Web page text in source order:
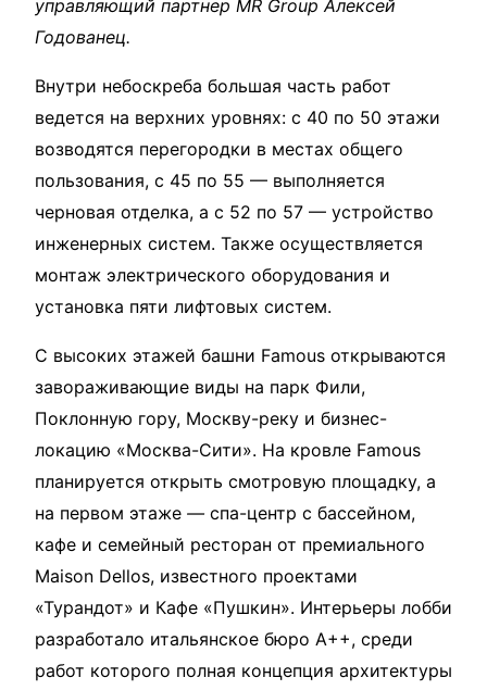
управляющий партнер MR Group Алексей
Годованец.
Внутри небоскреба большая часть работ
ведется на верхних уровнях: с 40 по 50 этажи
возводятся перегородки в местах общего
пользования, с 45 по 55 — выполняется
черновая отделка, а с 52 по 57 — устройство
инженерных систем. Также осуществляется
монтаж электрического оборудования и
установка пяти лифтовых систем.
С высоких этажей башни Famous открываются
завораживающие виды на парк Фили,
Поклонную гору, Москву-реку и бизнес-
локацию «Москва-Сити». На кровле Famous
планируется открыть смотровую площадку, а
на первом этаже — спа-центр с бассейном,
кафе и семейный ресторан от премиального
Maison Dellos, известного проектами
«Турандот» и Кафе «Пушкин». Интерьеры лобби
разработало итальянское бюро А++, среди
работ которого полная концепция архитектуры